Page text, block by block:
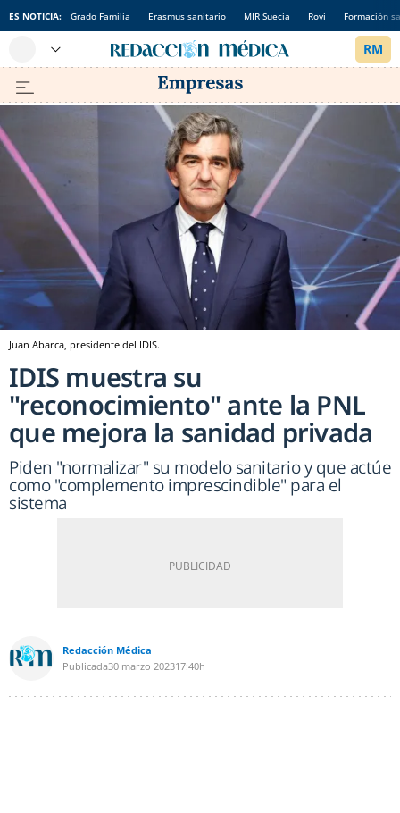
ES NOTICIA: Grado Familia Erasmus sanitario MIR Suecia Rovi Formación
Juan Abarca, presidente del IDIS.
IDIS muestra su
"reconocimiento" ante la PNL
que mejora la sanidad privada
Piden "normalizar" su modelo sanitario y que actúe
como "complemento imprescindible" para el
sistema
Redacción Médica
Publicada30 marzo 202317:40h